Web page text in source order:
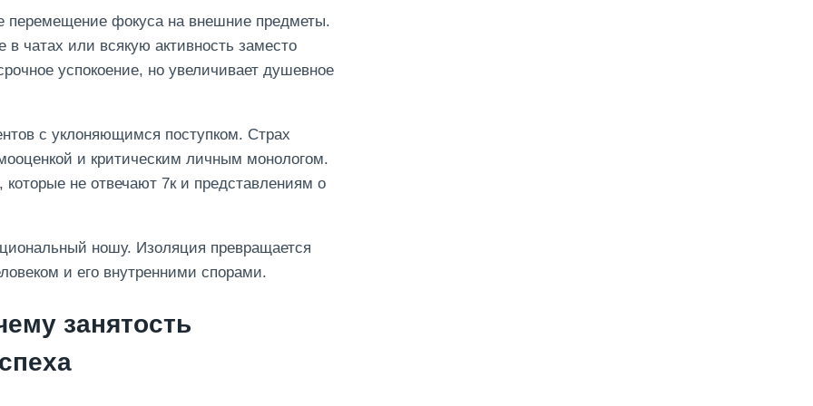
перемещение фокуса на внешние предметы.
чатах или всякую активность заместо
успокоение, но увеличивает душевное
с уклоняющимся поступком. Страх
и критическим личным монологом.
не отвечают 7к и представлениям о
ношу. Изоляция превращается
и его внутренними спорами.
занятость